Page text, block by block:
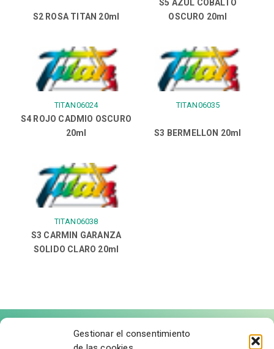
Gestionar el consentimiento
S2 ROSA TITAN 20ml
S5 AZUL COBALTO
OSCURO 20ml
TITAN06024
S4 ROJO CADMIO OSCURO
20ml
TITAN06035
S3 BERMELLON 20ml
TITAN06038
S3 CARMIN GARANZA
SOLIDO CLARO 20ml